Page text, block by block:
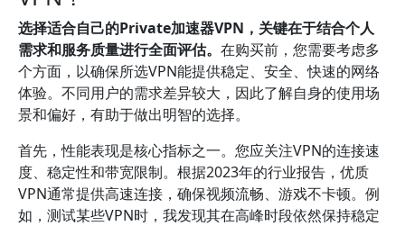
选择适合自己的Private加速器VPN，关键在于结合个人
需求和服务质量进行全面评估。 在购买前，您需要考虑多
个方面，以确保所选VPN能提供稳定、安全、快速的网络
体验。不同用户的需求差异较大，因此了解自身的使用场
景和偏好，有助于做出明智的选择。
首先，性能表现是核心指标之一。您应关注VPN的连接速
度、稳定性和带宽限制。根据2023年的行业报告，优质
VPN通常提供高速连接，确保视频流畅、游戏不卡顿。例
如，测试某些VPN时，我发现其在高峰时段依然保持稳定